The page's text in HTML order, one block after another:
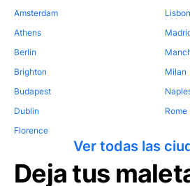
Amsterdam
Athens
Berlin
Brighton
Budapest
Dublin
Florence
Lisbon
Milan
Rome
Ver todas las
Deja tus